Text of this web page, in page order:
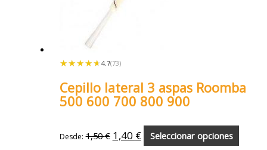
★★★★★
★★★★★ 4.7(73)
Cepillo lateral 3 aspas Roomba
500 600 700 800 900
Desde: 1,50€ 1,40 € Seleccionar opciones